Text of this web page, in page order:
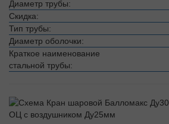
Диаметр трубы:
Скидка:
Тип трубы:
Диаметр оболочки:
Краткое наименование
стальной трубы: